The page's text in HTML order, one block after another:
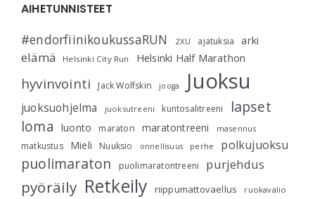
AIHETUNNISTEET
#endorfiinikoukussaRUN 2XU ajatuksia arki
elämä Helsinki City Run Helsinki Half Marathon
hyvinvointi Jack Wolfskin jooga Juoksu
juoksuohjelma juoksutreeni kuntosalitreeni
lapset
loma
luonto maraton maratontreeni masennus
matkustus Mieli Nuuksio onnellisuus perhe polkujuoksu
puolimaraton puolimaratontreeni purjehdus
pyöräily Retkeily riippumattovaellus
ruokavalio